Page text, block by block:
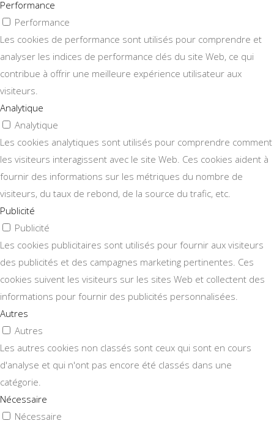
Performance
Performance
Les cookies de performance sont utilisés pour comprendre et
analyser les indices de performance clés du site Web, ce qui
contribue à offrir une meilleure expérience utilisateur aux
visiteurs.
Analytique
Analytique
Les cookies analytiques sont utilisés pour comprendre comment
les visiteurs interagissent avec le site Web. Ces cookies aident à
fournir des informations sur les métriques du nombre de
visiteurs, du taux de rebond, de la source du trafic, etc.
Publicité
Publicité
Les cookies publicitaires sont utilisés pour fournir aux visiteurs
des publicités et des campagnes marketing pertinentes. Ces
cookies suivent les visiteurs sur les sites Web et collectent des
informations pour fournir des publicités personnalisées.
Autres
Autres
Les autres cookies non classés sont ceux qui sont en cours
d'analyse et qui n'ont pas encore été classés dans une
catégorie.
Nécessaire
Nécessaire